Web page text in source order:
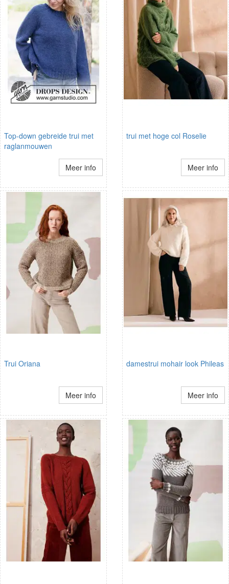
Top-down gebreide trui met
raglanmouwen
Meer info
trui met hoge col Roselie
Meer info
Trui Oriana
Meer info
damestrui mohair look Phileas
Meer info